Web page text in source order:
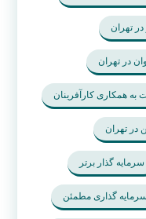
تهران
در تهران
به همکاری کارآفرینان
در تهران
سرمایه گذار برتر
سرمایه گذاری مطمئن